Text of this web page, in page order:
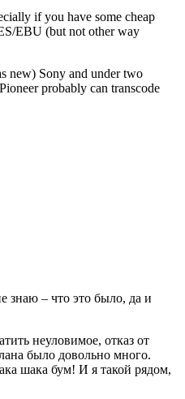
if you have some cheap
EBU (but not other way
new) Sony and under two
probably can transcode
знаю – что это было, да и
неуловимое, отказ от
было довольно много.
шака бум! И я такой рядом,